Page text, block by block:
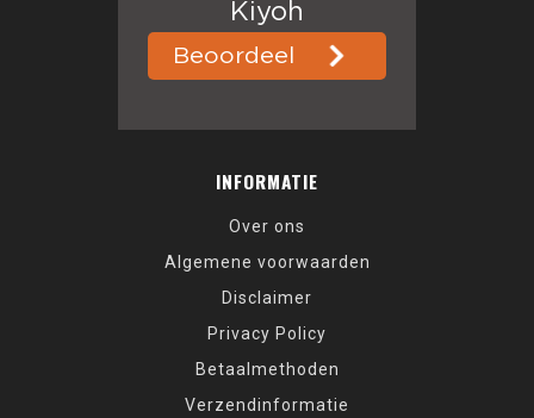
INFORMATIE
Over ons
Algemene voorwaarden
Disclaimer
Privacy Policy
Betaalmethoden
Verzendinformatie